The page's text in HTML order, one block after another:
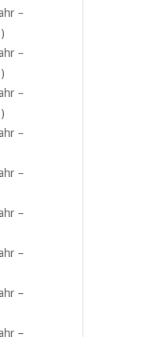
–
–
–
–
–
–
–
–
–